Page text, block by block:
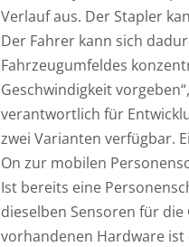
Verlauf aus. Der Stapler
Der Fahrer kann sich
Fahrzeugumfeldes
Geschwindigkeit
verantwortlich für
zwei Varianten verfügbar.
On zur mobilen
Ist bereits eine
dieselben Sensoren für
vorhandenen Hardware